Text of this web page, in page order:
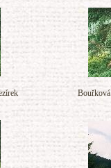
Bouřková